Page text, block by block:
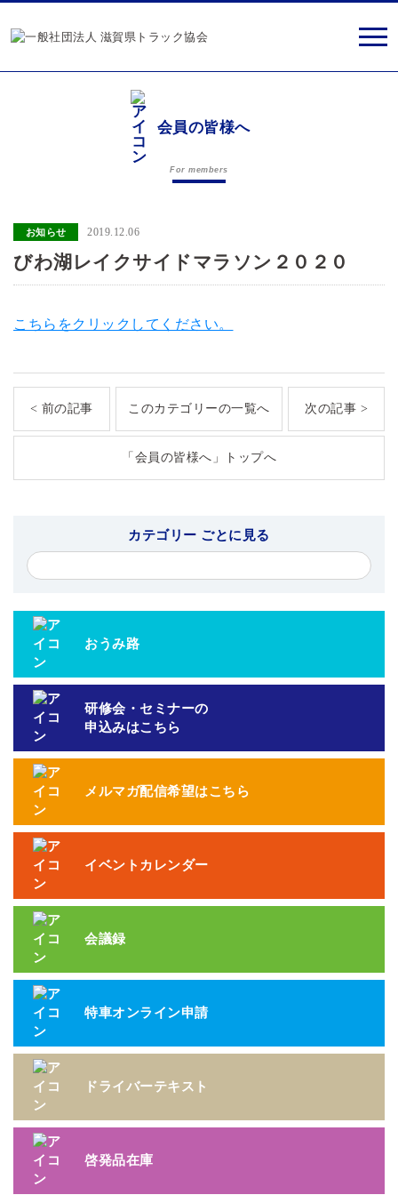
会員の皆様へ
For members
お知らせ 2019.12.06
びわ湖レイクサイドマラソン２０２０
こちらをクリックしてください。
< 前の記事 このカテゴリーの一覧へ 次の記事 >
「会員の皆様へ」トップへ
カテゴリー ごとに見る
おうみ路
研修会・セミナーの
申込みはこちら
メルマガ配信希望はこちら
イベントカレンダー
会議録
特車オンライン申請
ドライバーテキスト
啓発品在庫